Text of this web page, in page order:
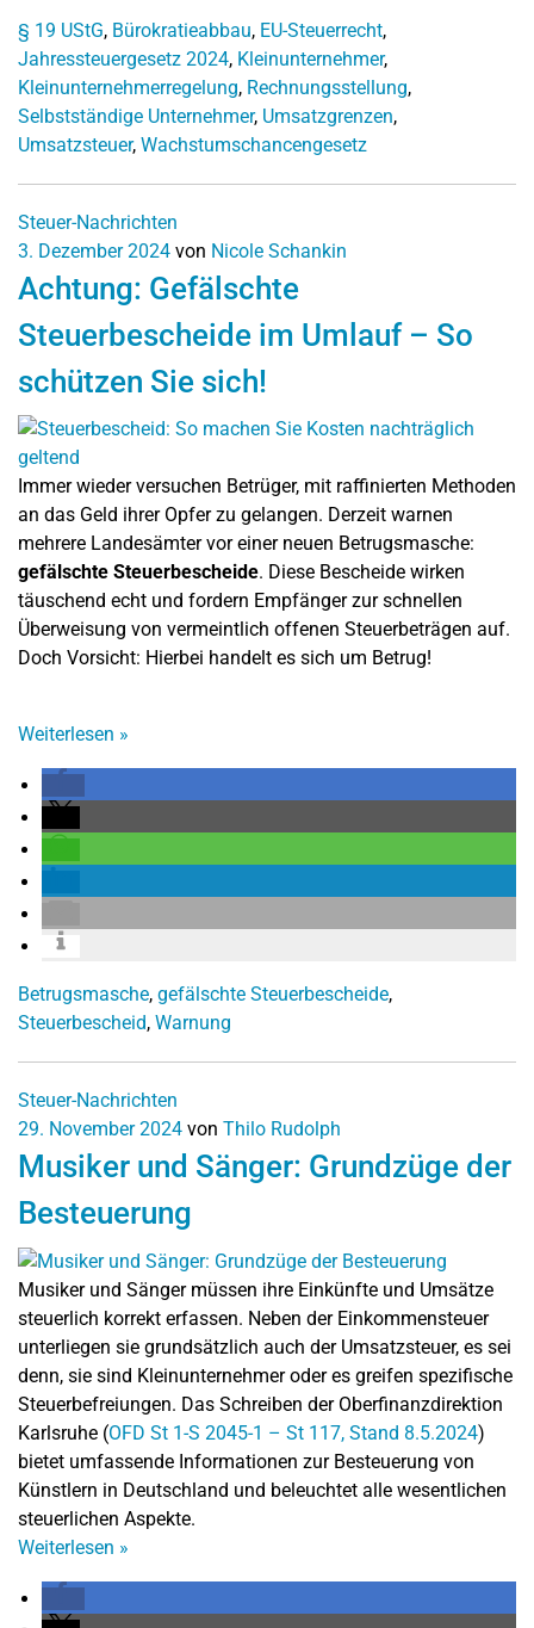
§ 19 UStG, Bürokratieabbau, EU-Steuerrecht,
Jahressteuergesetz 2024, Kleinunternehmer,
Kleinunternehmerregelung, Rechnungsstellung,
Selbstständige Unternehmer, Umsatzgrenzen,
Umsatzsteuer, Wachstumschancengesetz
Steuer-Nachrichten
3. Dezember 2024 von Nicole Schankin
Achtung: Gefälschte
Steuerbescheide im Umlauf – So
schützen Sie sich!
Immer wieder versuchen Betrüger, mit raffinierten Methoden
an das Geld ihrer Opfer zu gelangen. Derzeit warnen
mehrere Landesämter vor einer neuen Betrugsmasche:
gefälschte Steuerbescheide. Diese Bescheide wirken
täuschend echt und fordern Empfänger zur schnellen
Überweisung von vermeintlich offenen Steuerbeträgen auf.
Doch Vorsicht: Hierbei handelt es sich um Betrug!
Weiterlesen »
Betrugsmasche, gefälschte Steuerbescheide,
Steuerbescheid, Warnung
Steuer-Nachrichten
29. November 2024 von Thilo Rudolph
Musiker und Sänger: Grundzüge der
Besteuerung
Musiker und Sänger müssen ihre Einkünfte und Umsätze
steuerlich korrekt erfassen. Neben der Einkommensteuer
unterliegen sie grundsätzlich auch der Umsatzsteuer, es sei
denn, sie sind Kleinunternehmer oder es greifen spezifische
Steuerbefreiungen. Das Schreiben der Oberfinanzdirektion
Karlsruhe (OFD St 1-S 2045-1 – St 117, Stand 8.5.2024)
bietet umfassende Informationen zur Besteuerung von
Künstlern in Deutschland und beleuchtet alle wesentlichen
steuerlichen Aspekte.
Weiterlesen »